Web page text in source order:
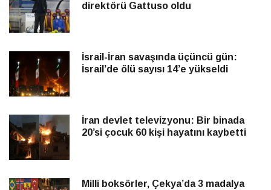
direktörü Gattuso oldu
İsrail-İran savaşında üçüncü gün:
İsrail’de ölü sayısı 14’e yükseldi
İran devlet televizyonu: Bir binada
20’si çocuk 60 kişi hayatını kaybetti
Milli boksörler, Çekya’da 3 madalya